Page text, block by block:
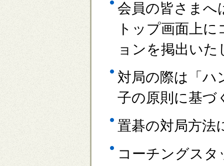
会員の皆さまへ
トップ画面上
ョンを掲出いた
対局の際は「ハ
子の原則に基づ
置碁の対局方
コーチングス